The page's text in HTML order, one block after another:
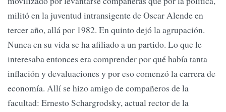
militó en la juventud intransigente de Oscar Alende en
tercer año, allá por 1982. En quinto dejó la agrupación.
Nunca en su vida se ha afiliado a un partido. Lo que le
interesaba entonces era comprender por qué había tanta
inflación y devaluaciones y por eso comenzó la carrera de
economía. Allí se hizo amigo de compañeros de la
facultad: Ernesto Schargrodsky, actual rector de la